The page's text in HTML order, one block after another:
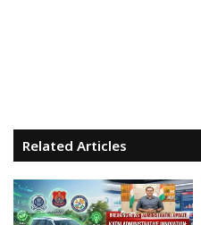
Related Articles